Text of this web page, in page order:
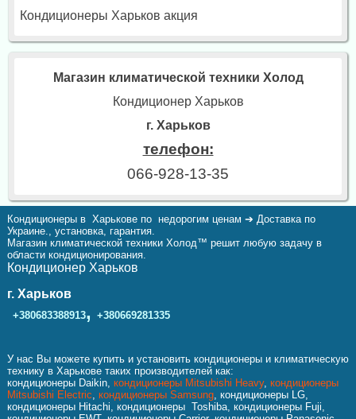
Кондиционеры Харьков акция
Магазин климатической техники Холод
Кондиционер Харьков
г. Харьков
телефон:
066-928-13-35
Кондиционеры в Харькове по недорогим ценам ➔ Доставка по
Украине., установка, гарантия.
Магазин климатической техники Холод™ решит любую задачу в
области кондиционирования.
Кондиционер Харьков
г. Харьков
+380683388913, +380669281335
У нас Вы можете купить и установить кондиционеры и климатическую
технику в Харькове таких производителей как:
кондиционеры Daikin, кондиционеры Mitsubishi Heavy, кондиционеры
Mitsubishi Electric, кондиционеры Samsung, кондиционеры LG,
кондиционеры Hitachi, кондиционеры Toshiba, кондиционеры Fuji,